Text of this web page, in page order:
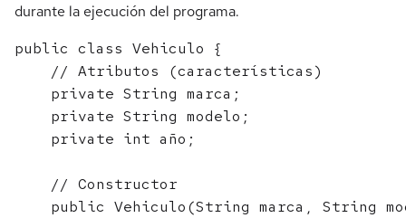
durante la ejecución del programa.
public class Vehiculo {
    // Atributos (características)
    private String marca;
    private String modelo;
    private int año;
    // Constructor
public Vehiculo(String marca, String